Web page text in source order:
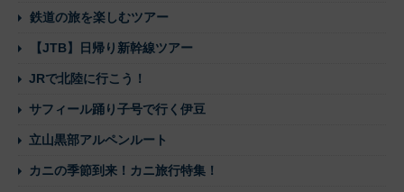
鉄道の旅を楽しむツアー
【JTB】日帰り新幹線ツアー
JRで北陸に行こう！
サフィール踊り子号で行く伊豆
立山黒部アルペンルート
カニの季節到来！カニ旅行特集！